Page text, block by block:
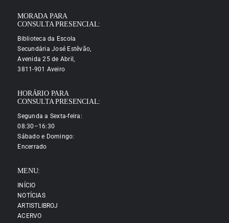
MORADA PARA
CONSULTA PRESENCIAL:
Biblioteca da Escola
Secundária José Estêvão,
Avenida 25 de Abril,
3811-901 Aveiro
HORÁRIO PARA
CONSULTA PRESENCIAL:
Segunda a Sexta-feira:
08:30–16:30
Sábado e Domingo:
Encerrado
MENU:
INÍCIO
NOTÍCIAS
ARTISTLIBROJ
ACERVO